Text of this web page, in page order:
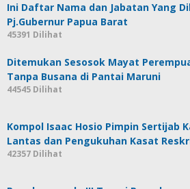
Ini Daftar Nama dan Jabatan Yang
Pj.Gubernur Papua Barat
45391 Dilihat
Ditemukan Sesosok Mayat
Tanpa Busana di Pantai Maruni
44545 Dilihat
Kompol Isaac Hosio Pimpin Sertijab
Lantas dan Pengukuhan Kasat
42357 Dilihat